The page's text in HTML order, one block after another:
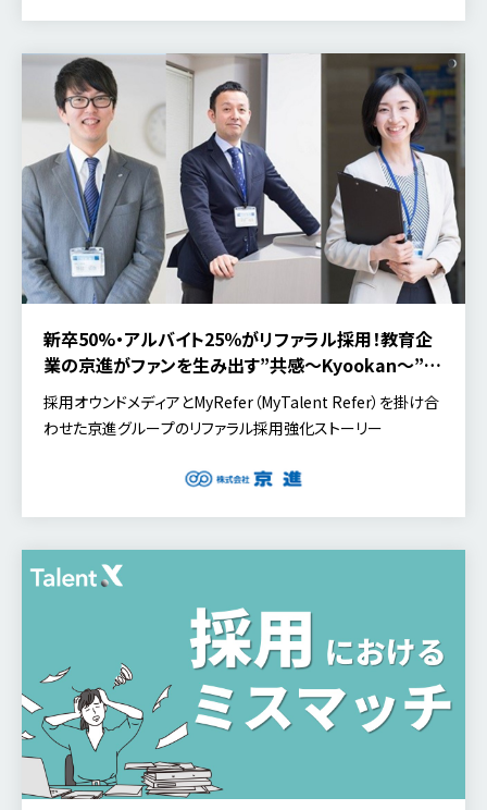
新卒50%・アルバイト25％がリファラル採用！教育企
業の京進がファンを生み出す”共感～Kyookan～”採
用とは？
採用オウンドメディアとMyRefer（MyTalent Refer）を掛け合
わせた京進グループのリファラル採用強化ストーリー